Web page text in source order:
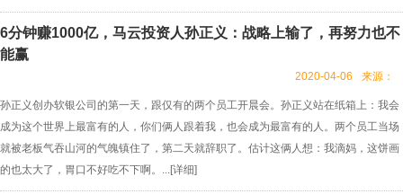
6分钟赚1000亿，马云投资人孙正义：战略上输了，再努力也不
能赢
来源：
2020-04-06
孙正义创办软银公司的第一天，跟仅有的两个员工开晨会。孙正义站在纸箱上：我会
成为这个世界上最富有的人，你们俩人跟着我，也会成为最富有的人。两个员工当场
就被老板气吞山河的气魄镇住了，第二天就辞职了。估计这俩人想：我滴妈，这饼画
的也太大了，胃口不好吃不下啊。...[详细]